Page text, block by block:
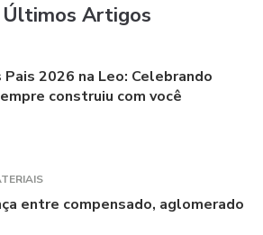
Últimos Artigos
Pais 2026 na Leo: Celebrando
construiu com você
entre compensado, aglomerado